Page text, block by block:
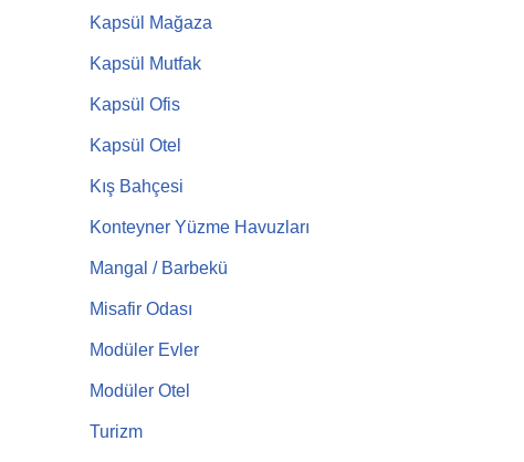
Kapsül Mağaza
Kapsül Mutfak
Kapsül Ofis
Kapsül Otel
Kış Bahçesi
Konteyner Yüzme Havuzları
Mangal / Barbekü
Misafir Odası
Modüler Evler
Modüler Otel
Turizm